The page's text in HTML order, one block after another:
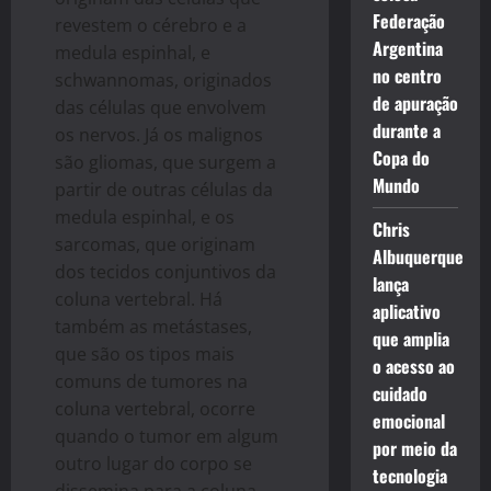
revestem o cérebro e a
medula espinhal, e
schwannomas, originados
das células que envolvem
os nervos. Já os malignos
são gliomas, que surgem a
partir de outras células da
medula espinhal, e os
sarcomas, que originam
dos tecidos conjuntivos da
coluna vertebral. Há
também as metástases,
que são os tipos mais
comuns de tumores na
coluna vertebral, ocorre
quando o tumor em algum
outro lugar do corpo se
Federação
Argentina
no centro
de apuração
durante a
Copa do
Mundo
Chris
Albuquerque
lança
aplicativo
que amplia
o acesso ao
cuidado
emocional
por meio da
tecnologia